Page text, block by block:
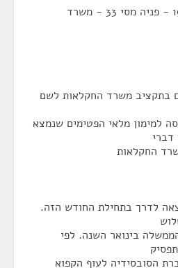
שינויים בתקציב לשנת 1989 - פניה מסי 33 - משרד
בתקציב משרד החקלאות לשם
למימון מלאי הפטימים שנמצא
החקלאות
לדרך בתחילת החודש הזה.
בינואר השנה. לפי
הסובסידיה לעוף הקפוא